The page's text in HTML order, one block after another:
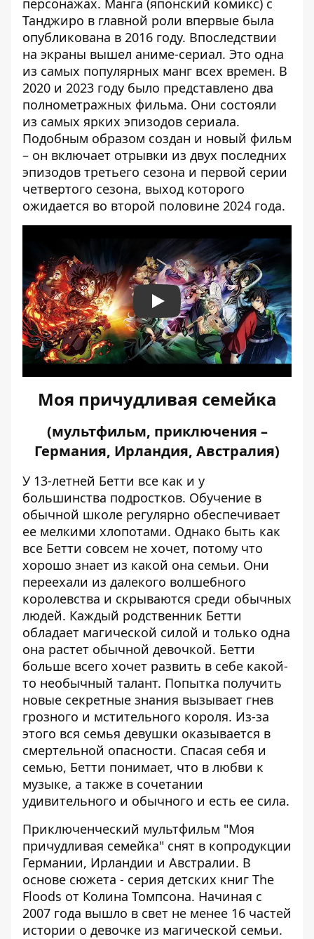
персонажах. Манга (японский комикс) с
Танджиро в главной роли впервые была
опубликована в 2016 году. Впоследствии
на экраны вышел аниме-сериал. Это одна
из самых популярных манг всех времен. В
2020 и 2023 году было представлено два
полнометражных фильма. Они состояли
из самых ярких эпизодов сериала.
Подобным образом создан и новый фильм
– он включает отрывки из двух последних
эпизодов третьего сезона и первой серии
четвертого сезона, выход которого
ожидается во второй половине 2024 года.
Play
Моя причудливая семейка
(мультфильм, приключения –
Германия, Ирландия, Австралия)
У 13-летней Бетти все как и у
большинства подростков. Обучение в
обычной школе регулярно обеспечивает
ее мелкими хлопотами. Однако быть как
все Бетти совсем не хочет, потому что
хорошо знает из какой она семьи. Они
переехали из далекого волшебного
королевства и скрываются среди обычных
людей. Каждый родственник Бетти
обладает магической силой и только одна
она растет обычной девочкой. Бетти
больше всего хочет развить в себе какой-
то необычный талант. Попытка получить
новые секретные знания вызывает гнев
грозного и мстительного короля. Из-за
этого вся семья девушки оказывается в
смертельной опасности. Спасая себя и
семью, Бетти понимает, что в любви к
музыке, а также в сочетании
удивительного и обычного и есть ее сила.
Приключенческий мультфильм "Моя
причудливая семейка" снят в копродукции
Германии, Ирландии и Австралии. В
основе сюжета - серия детских книг The
Floods от Колина Томпсона. Начиная с
2007 года вышло в свет не менее 16 частей
истории о девочке из магической семьи.